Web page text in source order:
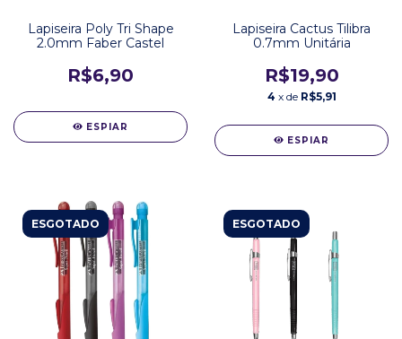
Lapiseira Poly Tri Shape
2.0mm Faber Castel
R$6,90
ESPIAR
Lapiseira Cactus Tilibra
0.7mm Unitária
R$19,90
4 x de R$5,91
ESPIAR
ESGOTADO ESGOTADO